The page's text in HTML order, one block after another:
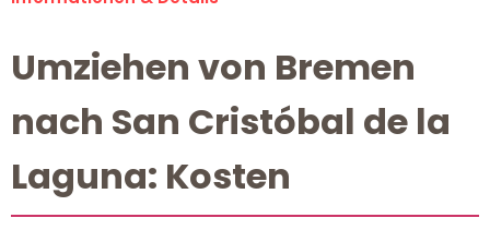
Umziehen von Bremen
nach San Cristóbal de la
Laguna: Kosten